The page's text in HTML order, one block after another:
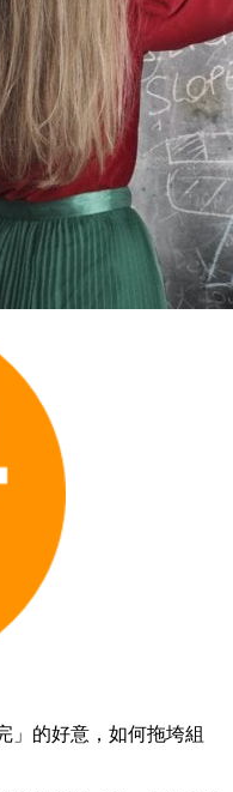
」的好意，如何拖垮組